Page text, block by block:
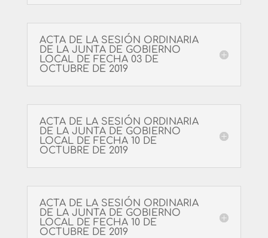
ACTA DE LA SESIÓN ORDINARIA
DE LA JUNTA DE GOBIERNO
LOCAL DE FECHA 03 DE
OCTUBRE DE 2019
ACTA DE LA SESIÓN ORDINARIA
DE LA JUNTA DE GOBIERNO
LOCAL DE FECHA 10 DE
OCTUBRE DE 2019
ACTA DE LA SESIÓN ORDINARIA
DE LA JUNTA DE GOBIERNO
LOCAL DE FECHA 10 DE
OCTUBRE DE 2019